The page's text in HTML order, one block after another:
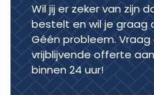
Wil jij er zeker van zijn
bestelt en wil je graag
Géén probleem.
vrijblijvende offerte
binnen 24 uur!